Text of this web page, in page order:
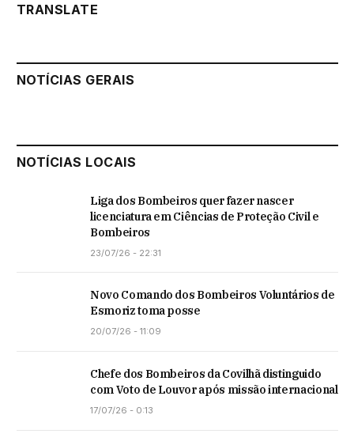
TRANSLATE
NOTÍCIAS GERAIS
NOTÍCIAS LOCAIS
Liga dos Bombeiros quer fazer nascer
licenciatura em Ciências de Proteção Civil e
Bombeiros
23/07/26 - 22:31
Novo Comando dos Bombeiros Voluntários de
Esmoriz toma posse
20/07/26 - 11:09
Chefe dos Bombeiros da Covilhã distinguido
com Voto de Louvor após missão internacional
17/07/26 - 0:13